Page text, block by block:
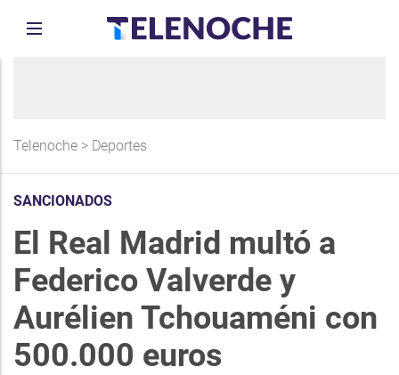
Telenoche > Deportes
SANCIONADOS
El Real Madrid multó a
Federico Valverde y
Aurélien Tchouaméni con
500.000 euros